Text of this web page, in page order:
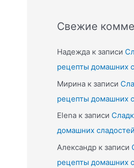
Свежие
Надежда к записи
рецепты домашних
Мирина к записи
рецепты домашних
Elena к записи
домашних сладостей
Александр к записи
рецепты домашних